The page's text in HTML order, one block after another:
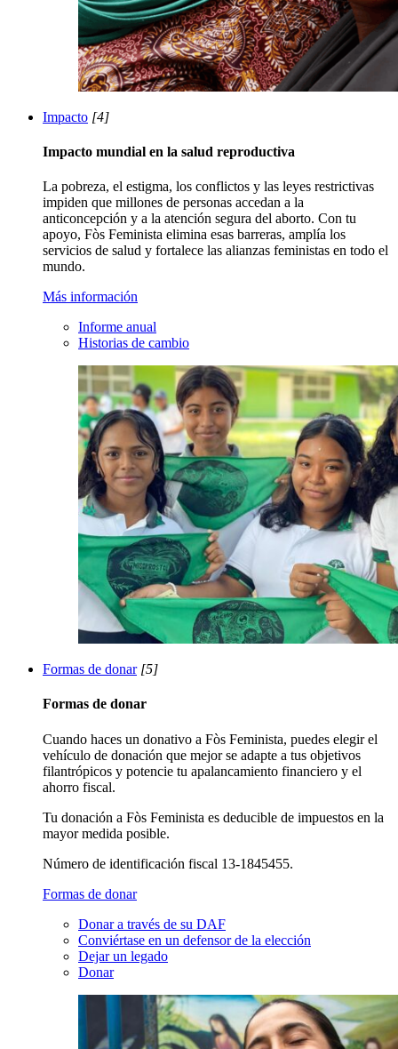
Impacto [4]
Impacto mundial en la salud reproductiva
La pobreza, el estigma, los conflictos y las leyes restrictivas
impiden que millones de personas accedan a la
anticoncepción y a la atención segura del aborto. Con tu
apoyo, Fòs Feminista elimina esas barreras, amplía los
servicios de salud y fortalece las alianzas feministas en todo el
mundo.
Más información
Informe anual
Historias de cambio
Formas de donar[5]
Formas de donar
Cuando haces un donativo a Fòs Feminista, puedes elegir el
vehículo de donación que mejor se adapte a tus objetivos
filantrópicos y potencie tu apalancamiento financiero y el
ahorro fiscal.
Tu donación a Fòs Feminista es deducible de impuestos en la
mayor medida posible.
Número de identificación fiscal 13-1845455.
Formas de donar
Donar a través de su DAF
Conviértase en un defensor de la elección
Dejar un legado
Donar